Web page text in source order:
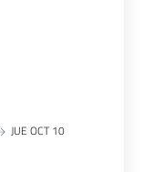
JUE OCT 10